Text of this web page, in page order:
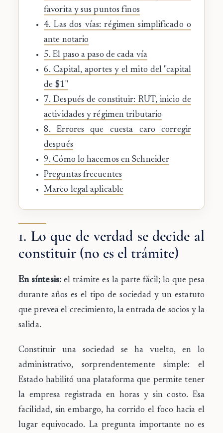
favorita y sus puntos finos
4. Las dos vías: régimen simplificado o
ante notario
5. El paso a paso de cada vía
6. Capital, aportes y el mito del "capital
de $1"
7. Después de constituir: RUT, inicio de
actividades y régimen tributario
8. Errores que cuesta caro corregir
después
9. Cómo lo hacemos en Schneider
Preguntas frecuentes
Marco legal aplicable
1. Lo que de verdad se decide al
constituir (no es el trámite)
En síntesis:el trámite es la parte fácil; lo que pesa
durante años es el tipo de sociedad y un estatuto
que prevea el crecimiento, la entrada de socios y la
salida.
Constituir una sociedad se ha vuelto, en lo
administrativo, sorprendentemente simple: el
Estado habilitó una plataforma que permite tener
la empresa registrada en horas y sin costo. Esa
facilidad, sin embargo, ha corrido el foco hacia el
lugar equivocado. La pregunta importante no es